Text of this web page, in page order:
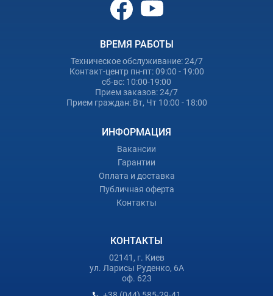
ВРЕМЯ РАБОТЫ
Техническое обслуживание: 24/7
Контакт-центр пн-пт: 09:00 - 19:00
сб-вс: 10:00-19:00
Прием заказов: 24/7
Прием граждан: Вт, Чт 10:00 - 18:00
ИНФОРМАЦИЯ
Вакансии
Гарантии
Оплата и доставка
Публичная оферта
Контакты
КОНТАКТЫ
02141, г. Киев
ул. Ларисы Руденко, 6А
оф. 623